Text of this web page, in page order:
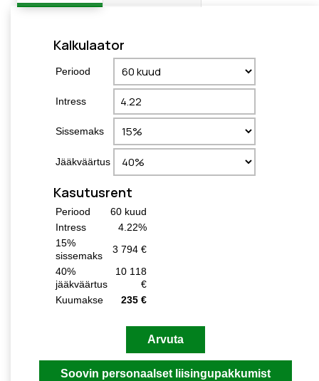
Kalkulaator
Periood
Intress
Sissemaks
Jääkväärtus
Kasutusrent
Periood 60 kuud
Intress
4.22%
15%
sissemaks
3 794 €
40%
jääkväärtus
10 118
€
Kuumakse
235 €